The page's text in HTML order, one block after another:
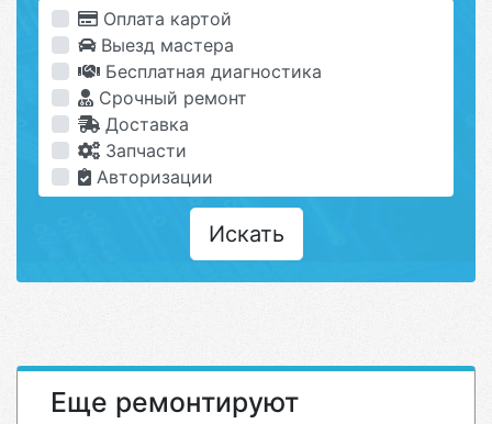
Оплата картой
Выезд мастера
Бесплатная диагностика
Срочный ремонт
Доставка
Запчасти
Авторизации
Искать
Еще ремонтируют